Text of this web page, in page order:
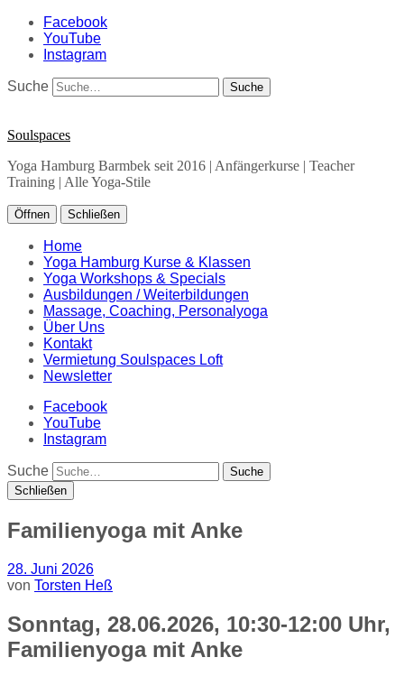
Facebook
YouTube
Instagram
Suche
Soulspaces
Yoga Hamburg Barmbek seit 2016 | Anfängerkurse | Teacher
Training | Alle Yoga-Stile
Öffnen Schließen
Home
Yoga Hamburg Kurse & Klassen
Yoga Workshops & Specials
Ausbildungen / Weiterbildungen
Massage, Coaching, Personalyoga
Über Uns
Kontakt
Vermietung Soulspaces Loft
Newsletter
Facebook
YouTube
Instagram
Suche
Schließen
Familienyoga mit Anke
28. Juni 2026
von Torsten Heß
Sonntag, 28.06.2026, 10:30-12:00 Uhr,
Familienyoga mit Anke